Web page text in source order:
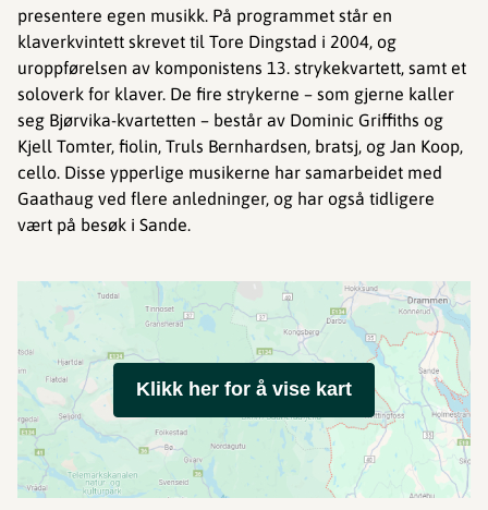
presentere egen musikk. På programmet står en
klaverkvintett skrevet til Tore Dingstad i 2004, og
uroppførelsen av komponistens 13. strykekvartett, samt et
soloverk for klaver. De fire strykerne – som gjerne kaller
seg Bjørvika-kvartetten – består av Dominic Griffiths og
Kjell Tomter, fiolin, Truls Bernhardsen, bratsj, og Jan Koop,
cello. Disse ypperlige musikerne har samarbeidet med
Gaathaug ved flere anledninger, og har også tidligere
vært på besøk i Sande.
Klikk her for å vise kart